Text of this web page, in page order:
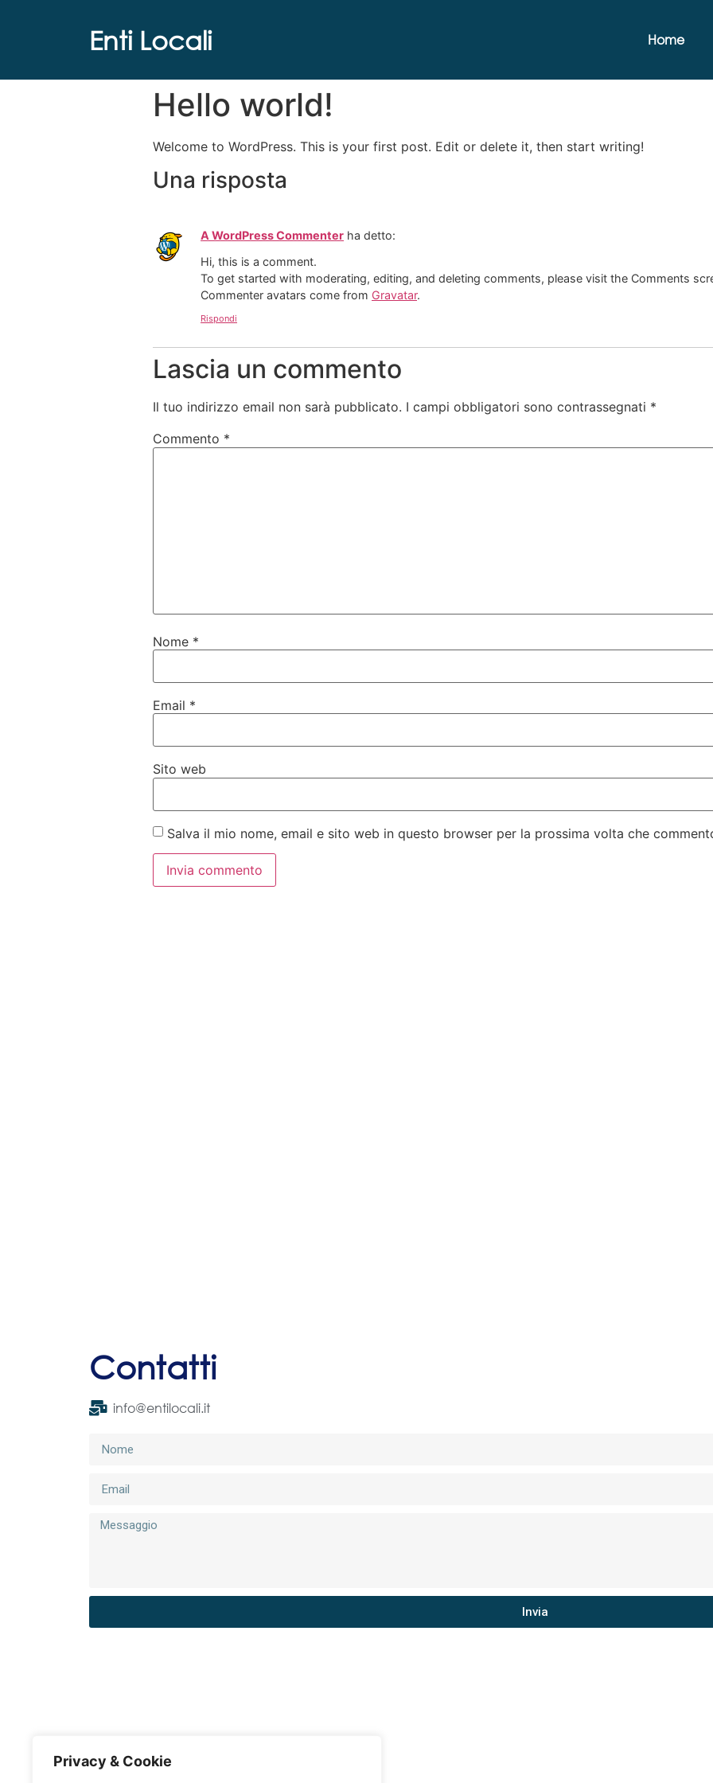
Privacy & Cookie
Enti Locali Home
Hello world!
Welcome to WordPress. This is your first post. Edit or delete it, then start writing!
Una risposta
A WordPress Commenter ha detto:
Hi, this is a comment.
To get started with moderating, editing, and deleting comments, please visit the Comments
Commenter avatars come from Gravatar.
Rispondi
Lascia un commento
Il tuo indirizzo email non sarà pubblicato. I campi obbligatori sono contrassegnati *
Commento *
Nome *
Email *
Sito web
Salva il mio nome, email e sito web in questo browser per la prossima volta che
Contatti
info@entilocali.it
Invia